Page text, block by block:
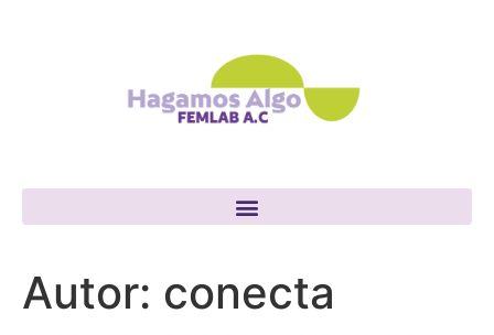
Autor: conecta